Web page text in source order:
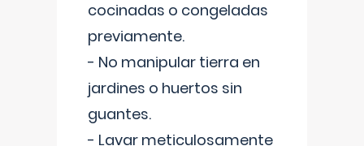
cocinadas o congeladas
previamente.
- No manipular tierra en
jardines o huertos sin
guantes.
- Lavar meticulosamente